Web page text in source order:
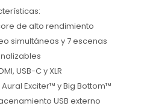
de alto rendimiento
simultáneas y 7 escenas
USB-C y XLR
Exciter™ y Big Bottom™
USB externo